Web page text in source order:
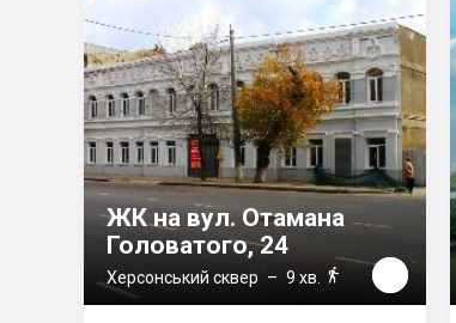
ЖК на вул. Отамана
Головатого, 24
Херсонський сквер – 9 хв. 